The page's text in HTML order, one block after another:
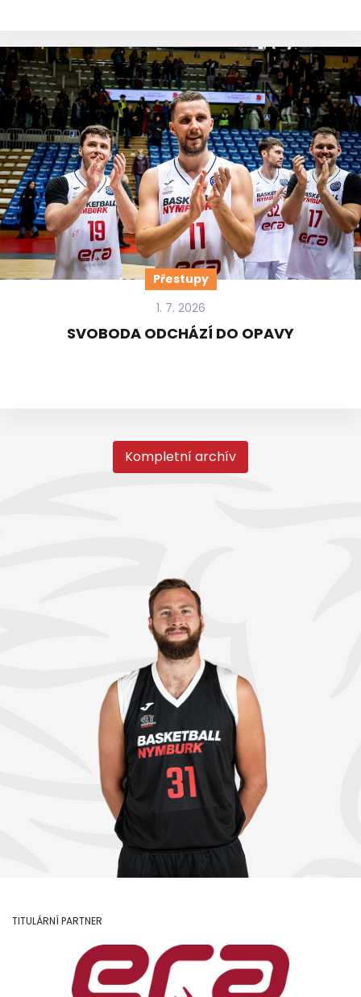
Přestupy
1. 7. 2026
SVOBODA ODCHÁZÍ DO OPAVY
Kompletní archív
TITULÁRNÍ PARTNER